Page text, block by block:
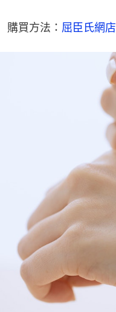
購買方法： 屈臣氏網店